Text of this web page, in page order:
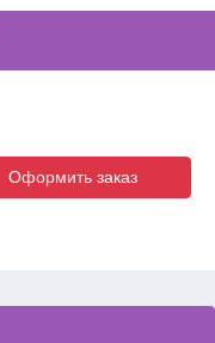
Оформить заказ